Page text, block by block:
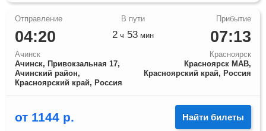
04:20
Ачинск
Ачинск, Привокзальная 17,
Ачинский район,
Красноярский край, Россия
07:13
Красноярск
Красноярск МАВ,
Красноярский край, Россия
2 ч 53 мин
от 1144 р. Найти билеты